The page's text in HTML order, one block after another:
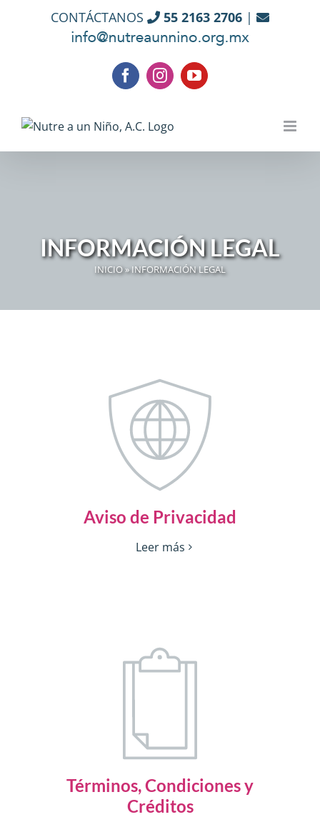
CONTÁCTANOS 55 2163 2706 |
FacebookInstagramYouTube
INFORMACIÓN LEGAL
INICIO»INFORMACIÓN LEGAL
Aviso de Privacidad
Leer más
Términos, Condiciones y
Créditos